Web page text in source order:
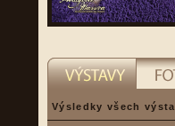
Výsledky všech